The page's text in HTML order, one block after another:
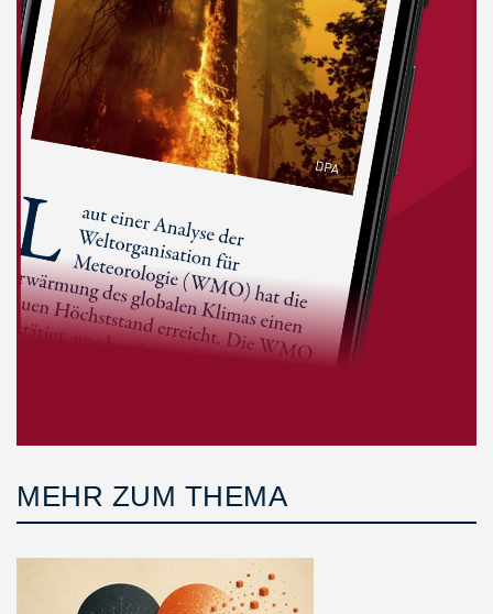
MEHR ZUM THEMA